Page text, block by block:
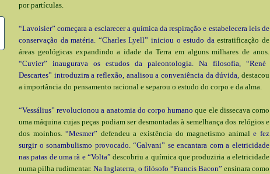
por partículas.
“Lavoisier” começara a esclarecer a química da respiração e estabelecera leis de
conservação da matéria. “Charles Lyell” iniciou o estudo daestratificação de
áreas geológicas expandindo a idade da Terra em alguns milhares de anos.
“Cuvier” inaugurava os estudos da paleontologia. Na filosofia, “René
Descartes” introduzira a reflexão, analisou a conveniência da dúvida, destacou
a importância do pensamento racional e separou o estudo do corpo e da alma.
“Vessálius” revolucionou a anatomia do corpo humanoque ele dissecava como
uma máquina cujas peças podiam ser desmontadas à semelhança dos relógios e
dos moinhos.“Mesmer” defendeu a existência do magnetismo animale fez
surgir o sonambulismo provocado. “Galvani” se encantara com a eletricidade
nas patas de uma rã e “Volta”descobriu a química que produziria a eletricidade
numa pilha rudimentar.Na Inglaterra, o filósofo “Francis Bacon” ensinara como